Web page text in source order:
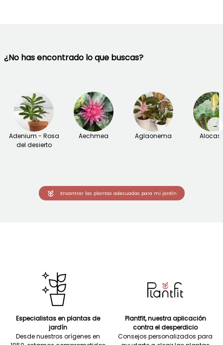
¿No has encontrado lo que buscas?
Adenium - Rosa
del desierto
Aechmea Aglaonema
→
Encontrar las plantas adecuadas para mi jardín
Especialistas en plantas de
jardín
Desde nuestros orígenes en
Plantfit, nuestra aplicación
contra el desperdicio
Consejos personalizados para